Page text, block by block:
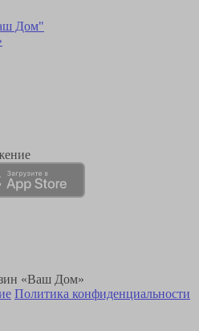
Дом"
«Ваш Дом»
Политика конфиденциальности